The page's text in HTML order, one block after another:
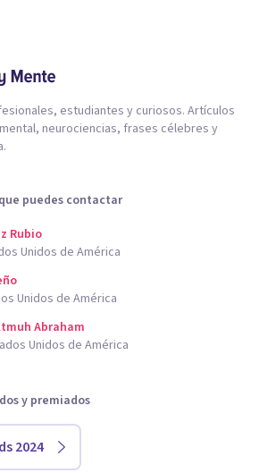
estudiantes y curiosos. Artículos
neurociencias, frases célebres y
puedes contactar
Rubio
Unidos de América
Unidos de América
Abraham
Unidos de América
y premiados
2024